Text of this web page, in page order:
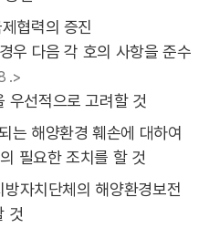
협력의 증진
우 다음 각 호의 사항을 준수
.>
우선적으로 고려할 것
는 해양환경 훼손에 대하여
필요한 조치를 할 것
자치단체의 해양환경보전
것